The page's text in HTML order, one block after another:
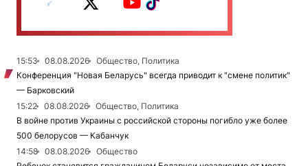
15:53 08.08.2026
Общество, Политика
Конференция "Новая Беларусь" всегда приводит к "смене политик"
— Барковский
15:22
08.08.2026
Общество, Политика
В войне против Украины с российской стороны погибло уже более
500 белорусов — Кабанчук
14:58
08.08.2026
Общество